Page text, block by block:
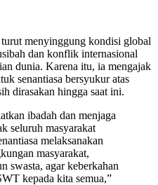
menyinggung kondisi global
dan konflik internasional
dunia. Karena itu, ia mengajak
senantiasa bersyukur atas
dirasakan hingga saat ini.
ibadah dan menjaga
seluruh masyarakat
melaksanakan
masyarakat,
swasta, agar keberkahan
kepada kita semua,”